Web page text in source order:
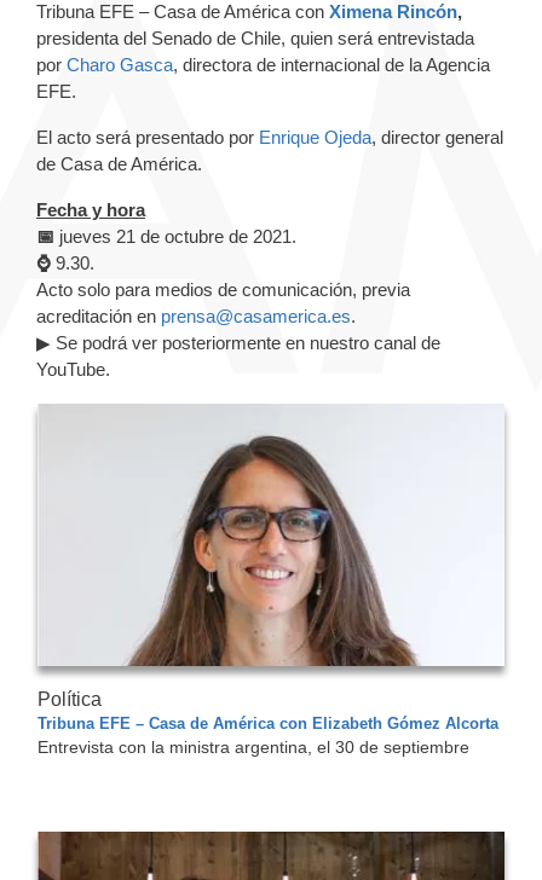
Tribuna EFE – Casa de América con Ximena Rincón,
presidenta del Senado de Chile, quien será entrevistada
por Charo Gasca, directora de internacional de la Agencia
EFE.
El acto será presentado por Enrique Ojeda, director general
de Casa de América.
Fecha y hora
📅 jueves 21 de octubre de 2021.
⌚ 9.30.
Acto solo para medios de comunicación, previa
acreditación en prensa@casamerica.es.
▶ Se podrá ver posteriormente en nuestro canal de
YouTube.
Política
Tribuna EFE – Casa de América con Elizabeth Gómez Alcorta
Entrevista con la ministra argentina, el 30 de septiembre